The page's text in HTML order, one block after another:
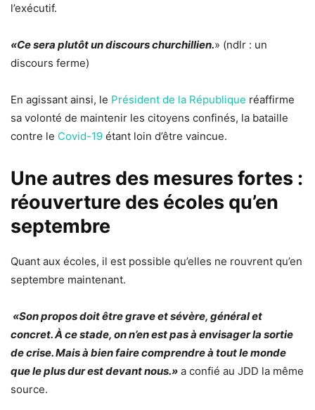
l’exécutif.
«Ce sera plutôt un discours churchillien.» (ndlr : un
discours ferme)
En agissant ainsi, le Président de la République réaffirme
sa volonté de maintenir les citoyens confinés, la bataille
contre le Covid-19 étant loin d’être vaincue.
Une autres des mesures fortes :
réouverture des écoles qu’en
septembre
Quant aux écoles, il est possible qu’elles ne rouvrent qu’en
septembre maintenant.
«Son propos doit être grave et sévère, général et
concret. À ce stade, on n’en est pas à envisager la sortie
de crise. Mais à bien faire comprendre à tout le monde
que le plus dur est devant nous.» a confié au JDD la même
source.